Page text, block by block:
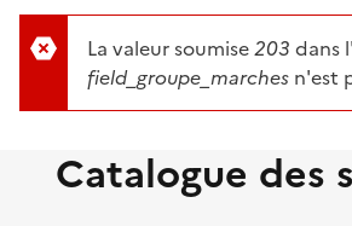
La valeur soumise203 dans
field_groupe_marches n'est
Catalogue des